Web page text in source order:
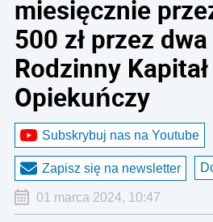
miesięcznie
500 zł przez
Rodzinny Kapitał
Opiekuńczy
Subskrybuj nas na Youtube
Zapisz się na newsletter
01 marca 2024, 10:47